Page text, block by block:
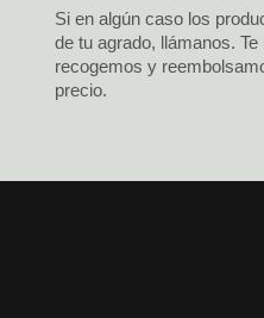
Si en algún caso los
de tu agrado, llámanos. Te
recogemos y
precio.